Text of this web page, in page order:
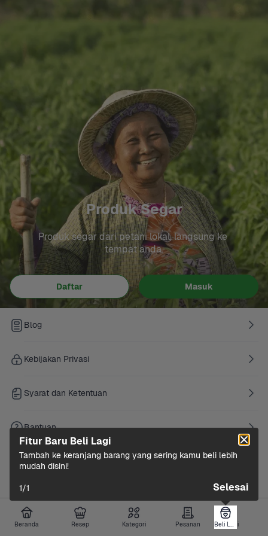
Beranda Resep Kategori Pesanan Beli Lagi
Produk Segar
Produk segar dari petani lokal, langsung ke
tempat anda.
Daftar Masuk
Blog
Kebijakan Privasi
Syarat dan Ketentuan
Bantuan
Fitur Baru Beli Lagi
Tambah ke keranjang barang yang sering kamu beli lebih
mudah disini!
1/1 Selesai
Beli Lagi